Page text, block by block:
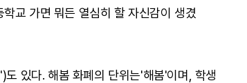
교 가면 뭐든 열심히 할 자신감이 생겼
있다. 해봄 화폐의 단위는'해봄'이며, 학생